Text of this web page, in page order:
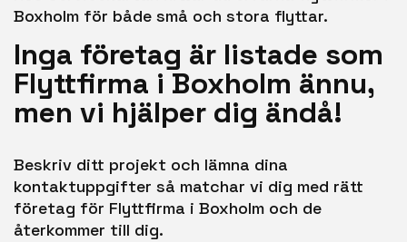
Boxholm för både små och stora flyttar.
Inga företag är listade som
Flyttfirma i Boxholm ännu,
men vi hjälper dig ändå!
Beskriv ditt projekt och lämna dina
kontaktuppgifter så matchar vi dig med rätt
företag för Flyttfirma i Boxholm och de
återkommer till dig.